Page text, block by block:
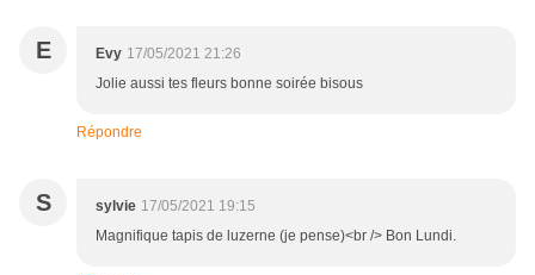
E Evy 17/05/2021 21:26
Jolie aussi tes fleurs bonne soirée bisous
Répondre
S sylvie 17/05/2021 19:15
Magnifique tapis de luzerne (je pense)<br /> Bon Lundi.